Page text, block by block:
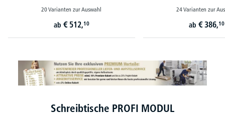
20 Varianten zur Auswahl
ab € 512,10
24 Varianten zur
ab € 386,10
Schreibtische PROFI MODUL